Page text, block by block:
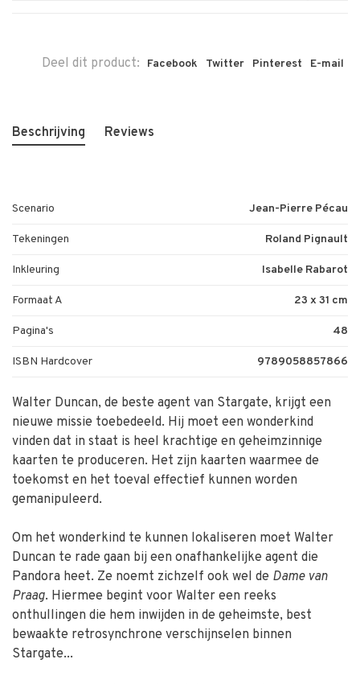
Deel dit product: Facebook Twitter Pinterest E-mail
Beschrijving Reviews
Scenario Jean-Pierre Pécau
Tekeningen Roland Pignault
Inkleuring Isabelle Rabarot
Formaat A 23 x 31 cm
Pagina's 48
ISBN Hardcover 9789058857866
Walter Duncan, de beste agent van Stargate, krijgt een
nieuwe missie toebedeeld. Hij moet een wonderkind
vinden dat in staat is heel krachtige en geheimzinnige
kaarten te produceren. Het zijn kaarten waarmee de
toekomst en het toeval effectief kunnen worden
gemanipuleerd.
Om het wonderkind te kunnen lokaliseren moet Walter
Duncan te rade gaan bij een onafhankelijke agent die
Pandora heet. Ze noemt zichzelf ook wel de Dame van
Praag. Hiermee begint voor Walter een reeks
onthullingen die hem inwijden in de geheimste, best
bewaakte retrosynchrone verschijnselen binnen
Stargate...